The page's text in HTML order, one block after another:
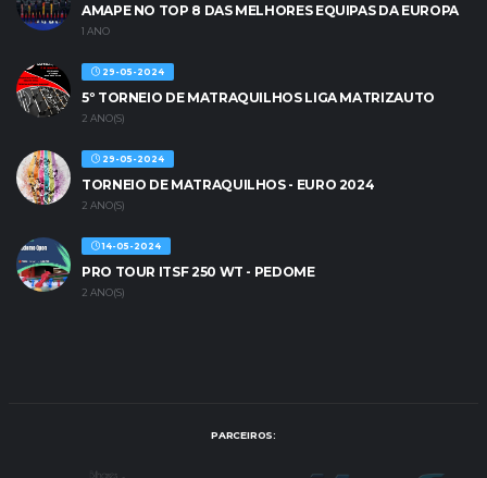
AMAPE NO TOP 8 DAS MELHORES EQUIPAS DA EUROPA
1 ANO
29-05-2024
5º TORNEIO DE MATRAQUILHOS LIGA MATRIZAUTO
2 ANO(S)
29-05-2024
TORNEIO DE MATRAQUILHOS - EURO 2024
2 ANO(S)
14-05-2024
PRO TOUR ITSF 250 WT - PEDOME
2 ANO(S)
PARCEIROS: